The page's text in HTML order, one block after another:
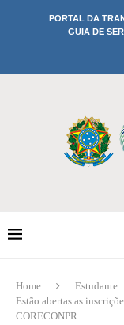
PORTAL DA
GUIA DE
Home Estudante
Estão abertas as
CORECONPR